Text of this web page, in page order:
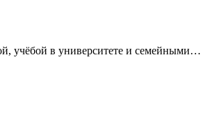
учёбой в университете и семейными…